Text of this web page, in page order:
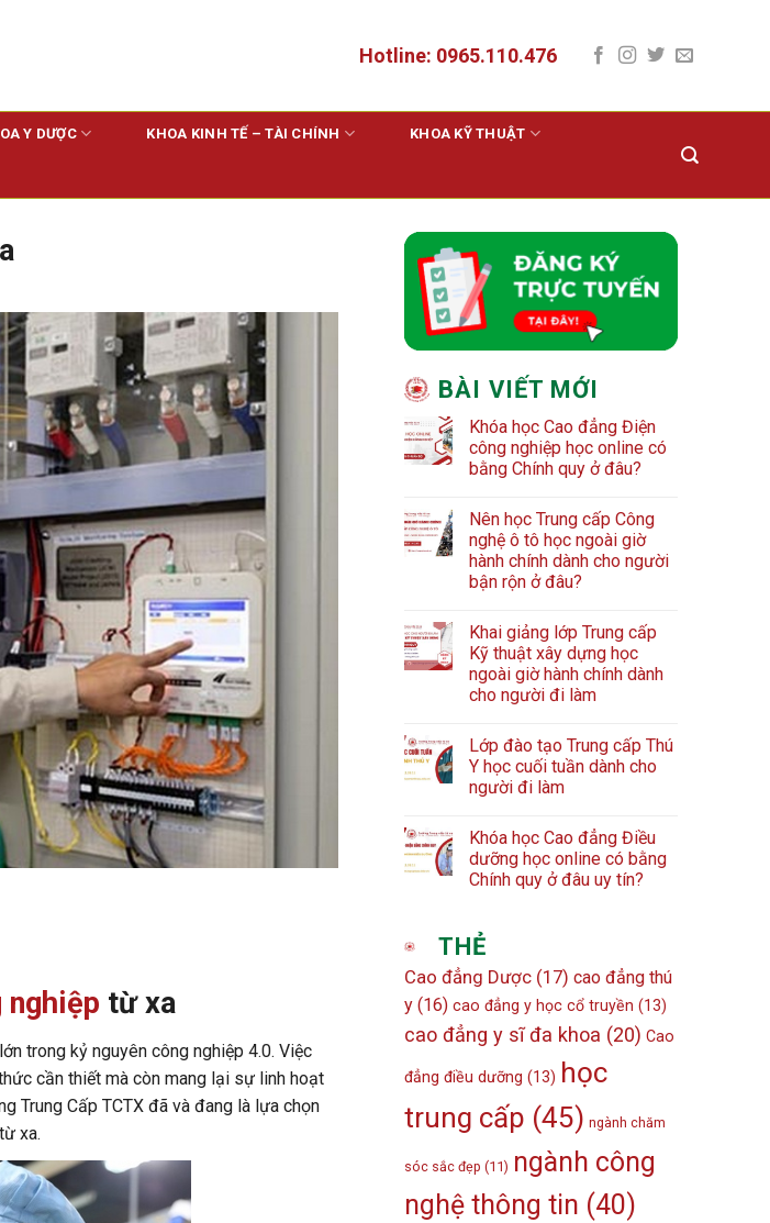
Hotline: 0965.110.476
Y DƯỢC KHOA KINH TẾ – TÀI CHÍNH KHOA KỸ THUẬT
nghiệp từ xa
trong kỷ nguyên công nghiệp 4.0. Việc
cần thiết mà còn mang lại sự linh hoạt
Trung Cấp TCTX đã và đang là lựa chọn
xa.
BÀI VIẾT MỚI
Khóa học Cao đẳng Điện
công nghiệp học online có
bằng Chính quy ở đâu?
Nên học Trung cấp Công
nghệ ô tô học ngoài giờ
hành chính dành cho người
bận rộn ở đâu?
Khai giảng lớp Trung cấp
Kỹ thuật xây dựng học
ngoài giờ hành chính dành
cho người đi làm
Lớp đào tạo Trung cấp Thú
Y học cuối tuần dành cho
người đi làm
Khóa học Cao đẳng Điều
dưỡng học online có bằng
Chính quy ở đâu uy tín?
THẺ
Cao đẳng Dược (17) cao đẳng thú
y (16) cao đẳng y học cổ truyền (13)
cao đẳng y sĩ đa khoa (20) Cao
đẳng điều dưỡng (13) học
trung cấp (45) ngành chăm
sóc sắc đẹp (11) ngành công
nghệ thông tin (40)